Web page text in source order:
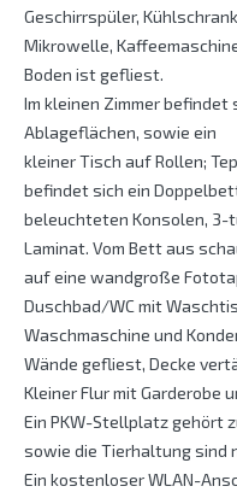
Geschirrspüler,
Mikrowelle,
Boden ist gefliest.
Im kleinen Zimmer befindet
Ablageflächen, sowie ein
kleiner Tisch auf Rollen;
befindet sich ein
beleuchteten Konsolen, 3-
Laminat. Vom Bett aus
auf eine wandgroße
Duschbad/WC mit
Waschmaschine und
Wände gefliest, Decke
Kleiner Flur mit Garderobe
Ein PKW-Stellplatz gehört
sowie die Tierhaltung
Ein kostenloser WLAN-